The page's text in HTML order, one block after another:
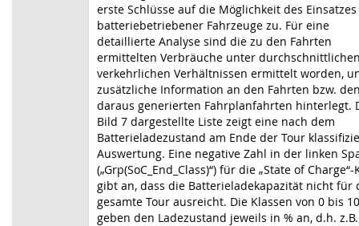
erste Schlüsse auf die Möglichkeit des Einsatzes
batteriebetriebener Fahrzeuge zu. Für eine
detaillierte Analyse sind die zu den Fahrten
ermittelten Verbräuche unter
verkehrlichen Verhältnissen ermittelt worden,
zusätzliche Information an den Fahrten bzw.
daraus generierten Fahrplanfahrten hinterlegt.
Bild 7 dargestellte Liste zeigt eine nach dem
Batterieladezustand am Ende der Tour
Auswertung. Eine negative Zahl in der linken
(„Grp(SoC_End_Class)“) für die „State of Charge“-
gibt an, dass die Batterieladekapazität nicht für
gesamte Tour ausreicht. Die Klassen von 0 bis 10
geben den Ladezustand jeweils in % an, d.h.